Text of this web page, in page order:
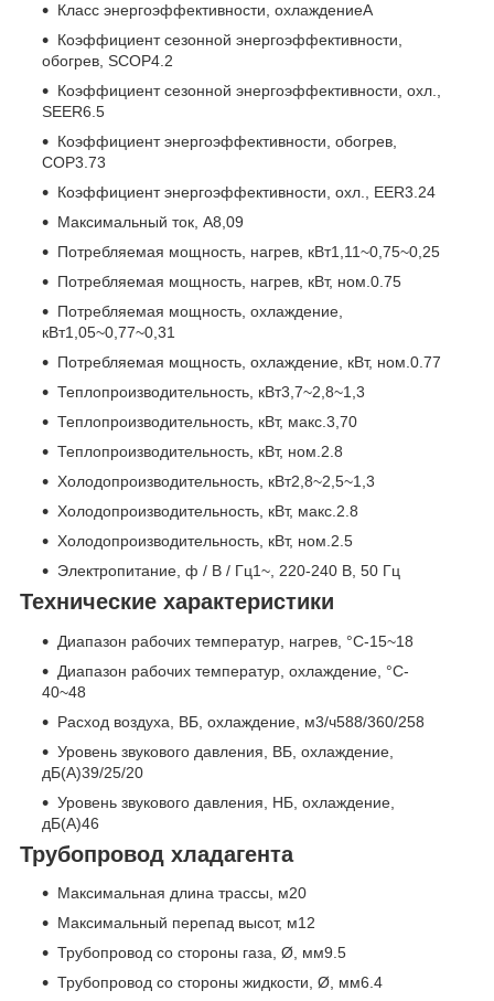
Класс энергоэффективности, охлаждениеA
Коэффициент сезонной энергоэффективности,
обогрев, SCOP4.2
Коэффициент сезонной энергоэффективности, охл.,
SEER6.5
Коэффициент энергоэффективности, обогрев,
COP3.73
Коэффициент энергоэффективности, охл., EER3.24
Максимальный ток, А8,09
Потребляемая мощность, нагрев, кВт1,11~0,75~0,25
Потребляемая мощность, нагрев, кВт, ном.0.75
Потребляемая мощность, охлаждение,
кВт1,05~0,77~0,31
Потребляемая мощность, охлаждение, кВт, ном.0.77
Теплопроизводительность, кВт3,7~2,8~1,3
Теплопроизводительность, кВт, макс.3,70
Теплопроизводительность, кВт, ном.2.8
Холодопроизводительность, кВт2,8~2,5~1,3
Холодопроизводительность, кВт, макс.2.8
Холодопроизводительность, кВт, ном.2.5
Электропитание, ф / В / Гц1~, 220-240 В, 50 Гц
Технические характеристики
Диапазон рабочих температур, нагрев, °C-15~18
Диапазон рабочих температур, охлаждение, °C-
40~48
Расход воздуха, ВБ, охлаждение, м3/ч588/360/258
Уровень звукового давления, ВБ, охлаждение,
дБ(А)39/25/20
Уровень звукового давления, НБ, охлаждение,
дБ(А)46
Трубопровод хладагента
Максимальная длина трассы, м20
Максимальный перепад высот, м12
Трубопровод со стороны газа, Ø, мм9.5
Трубопровод со стороны жидкости, Ø, мм6.4